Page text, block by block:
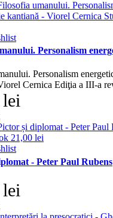
Personalism
Personalism
Cernica Ediţia a III-a
- Peter Paul Rubens